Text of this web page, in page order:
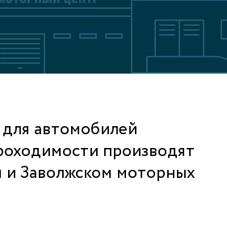
автомобилей
производят
и Заволжском моторных